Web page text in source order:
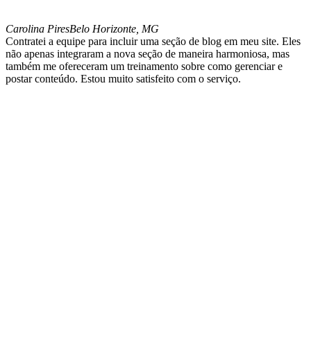
Carolina PiresBelo Horizonte, MG
Contratei a equipe para incluir uma seção de blog em meu site. Eles
não apenas integraram a nova seção de maneira harmoniosa, mas
também me ofereceram um treinamento sobre como gerenciar e
postar conteúdo. Estou muito satisfeito com o serviço.